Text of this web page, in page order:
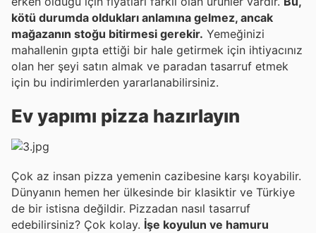
kötü durumda oldukları anlamına gelmez, ancak
mağazanın stoğu bitirmesi gerekir. Yemeğinizi
mahallenin gıpta ettiği bir hale getirmek için ihtiyacınız
olan her şeyi satın almak ve paradan tasarruf etmek
için bu indirimlerden yararlanabilirsiniz.
Ev yapımı pizza hazırlayın
Çok az insan pizza yemenin cazibesine karşı koyabilir.
Dünyanın hemen her ülkesinde bir klasiktir ve Türkiye
de bir istisna değildir. Pizzadan nasıl tasarruf
edebilirsiniz? Çok kolay. İşe koyulun ve hamuru